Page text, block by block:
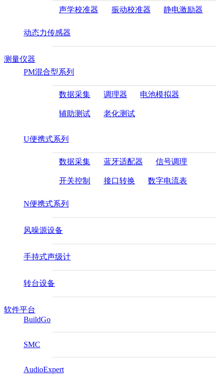
声学校准器 振动校准器 静电激励器
动态力传感器
测量仪器
PM混合型系列
数据采集 调理器 电池模拟器
辅助测试 老化测试
U便携式系列
数据采集 蓝牙适配器 信号调理
开关控制 接口转换 数字电流表
N便携式系列
风噪源设备
手持式声级计
转台设备
软件平台
BuildGo
SMC
AudioExpert